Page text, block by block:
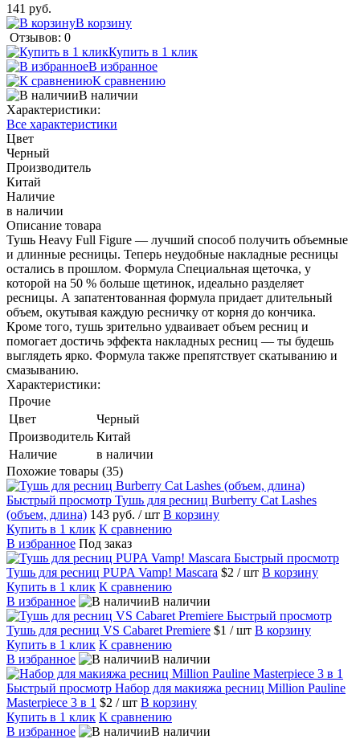
141 руб.
В корзину
Отзывов: 0
Купить в 1 клик
В избранное
К сравнению
В наличии
Характеристики:
Все характеристики
Цвет
Черный
Производитель
Китай
Наличие
в наличии
Описание товара
Тушь Heavy Full Figure — лучший способ получить объемные
и длинные ресницы. Теперь неудобные накладные ресницы
остались в прошлом. Формула Специальная щеточка, у
которой на 50 % больше щетинок, идеально разделяет
ресницы. А запатентованная формула придает длительный
объем, окутывая каждую ресничку от корня до кончика.
Кроме того, тушь зрительно удваивает объем ресниц и
помогает достичь эффекта накладных ресниц — ты будешь
выглядеть ярко. Формула также препятствует скатыванию и
смазыванию.
Характеристики:
Прочие
Цвет
Черный
Производитель Китай
Наличие
в наличии
Похожие товары (35)
Быстрый просмотр Тушь для ресниц Burberry Cat Lashes
(объем, длина) 143 руб. / шт В корзину
Купить в 1 клик К сравнению
В избранное Под заказ
Быстрый просмотр
Тушь для ресниц PUPA Vamp! Mascara $2 / шт В корзину
Купить в 1 клик К сравнению
В избранное
В наличии
Быстрый просмотр
Тушь для ресниц VS Cabaret Premiere $1 / шт В корзину
Купить в 1 клик К сравнению
В избранное
В наличии
Быстрый просмотр Набор для макияжа ресниц Million Pauline
Masterpiece 3 в 1 $2 / шт В корзину
Купить в 1 клик К сравнению
В избранное
В наличии